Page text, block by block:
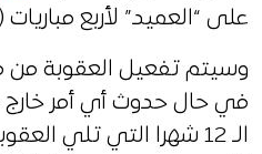
على “العميد” لأربع مباريات
وسيتم تفعيل العقوبة من
في حال حدوث أي أمر
الـ 12 شهرا التي تلي